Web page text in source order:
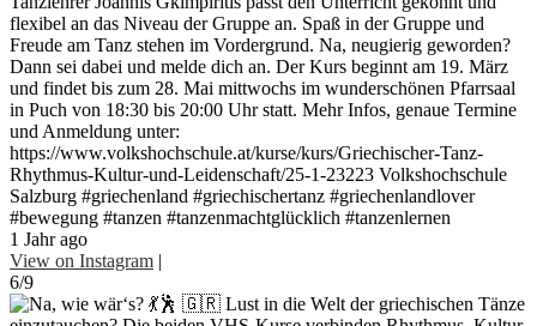
flexibel an das Niveau der Gruppe an. Spaß in der Gruppe und
Freude am Tanz stehen im Vordergrund. Na, neugierig geworden?
Dann sei dabei und melde dich an. Der Kurs beginnt am 19. März
und findet bis zum 28. Mai mittwochs im wunderschönen Pfarrsaal
in Puch von 18:30 bis 20:00 Uhr statt. Mehr Infos, genaue Termine
und Anmeldung unter:
https://www.volkshochschule.at/kurse/kurs/Griechischer-Tanz-
Rhythmus-Kultur-und-Leidenschaft/25-1-23223 Volkshochschule
Salzburg #griechenland #griechischertanz #griechenlandlover
#bewegung #tanzen #tanzenmachtglücklich #tanzenlernen
1 Jahr ago
View on Instagram |
6/9